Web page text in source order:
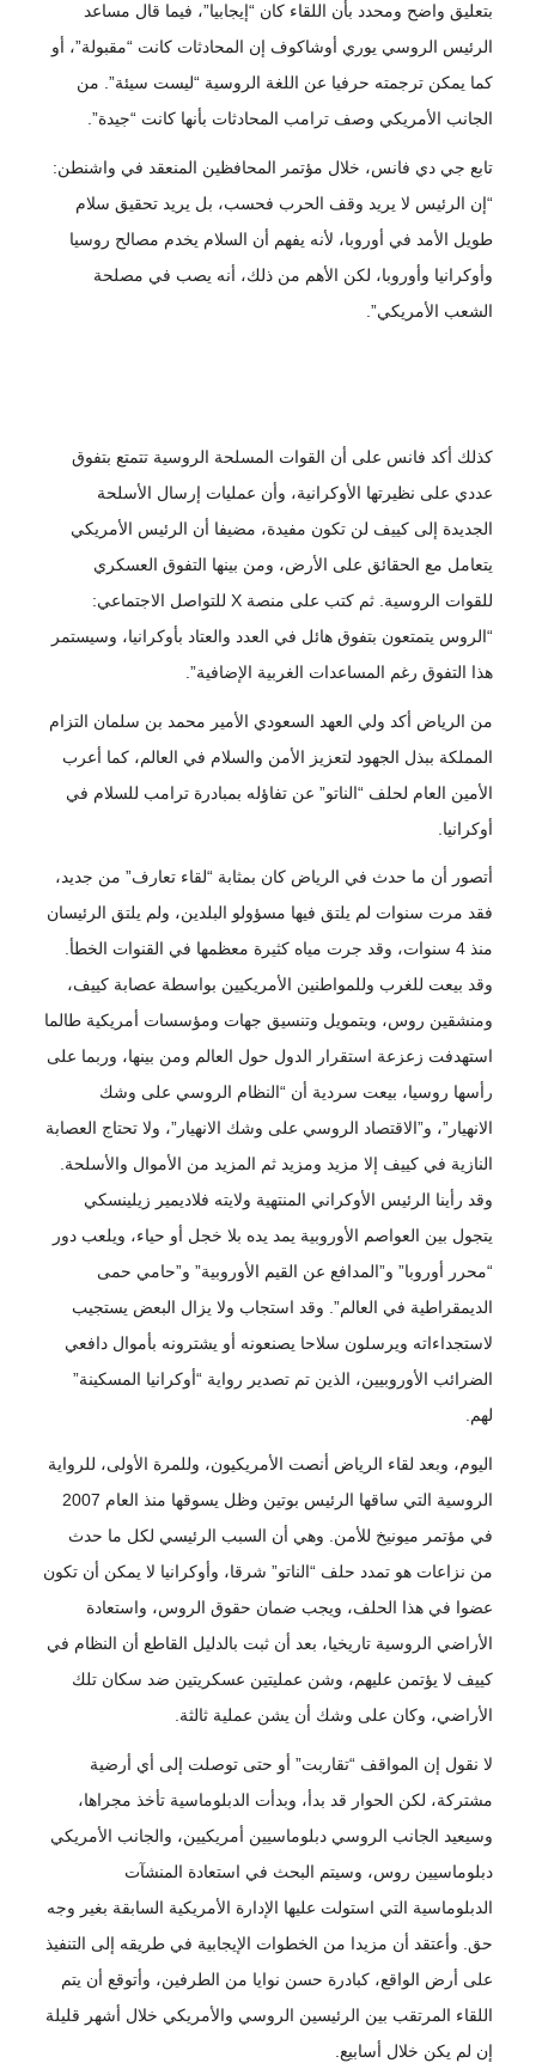
بتعليق واضح ومحدد بأن اللقاء كان “إيجابيا”، فيما قال مساعد
الرئيس الروسي يوري أوشاكوف إن المحادثات كانت “مقبولة”، أو
كما يمكن ترجمته حرفيا عن اللغة الروسية “ليست سيئة”. من
الجانب الأمريكي وصف ترامب المحادثات بأنها كانت “جيدة”.
تابع جي دي فانس، خلال مؤتمر المحافظين المنعقد في واشنطن:
“إن الرئيس لا يريد وقف الحرب فحسب، بل يريد تحقيق سلام
طويل الأمد في أوروبا، لأنه يفهم أن السلام يخدم مصالح روسيا
وأوكرانيا وأوروبا، لكن الأهم من ذلك، أنه يصب في مصلحة
الشعب الأمريكي”.
كذلك أكد فانس على أن القوات المسلحة الروسية تتمتع بتفوق
عددي على نظيرتها الأوكرانية، وأن عمليات إرسال الأسلحة
الجديدة إلى كييف لن تكون مفيدة، مضيفا أن الرئيس الأمريكي
يتعامل مع الحقائق على الأرض، ومن بينها التفوق العسكري
للقوات الروسية. ثم كتب على منصة X للتواصل الاجتماعي:
“الروس يتمتعون بتفوق هائل في العدد والعتاد بأوكرانيا، وسيستمر
هذا التفوق رغم المساعدات الغربية الإضافية”.
من الرياض أكد ولي العهد السعودي الأمير محمد بن سلمان التزام
المملكة ببذل الجهود لتعزيز الأمن والسلام في العالم، كما أعرب
الأمين العام لحلف “الناتو” عن تفاؤله بمبادرة ترامب للسلام في
أوكرانيا.
أتصور أن ما حدث في الرياض كان بمثابة “لقاء تعارف” من جديد،
فقد مرت سنوات لم يلتق فيها مسؤولو البلدين، ولم يلتق الرئيسان
منذ 4 سنوات، وقد جرت مياه كثيرة معظمها في القنوات الخطأ.
وقد بيعت للغرب وللمواطنين الأمريكيين بواسطة عصابة كييف،
ومنشقين روس، وبتمويل وتنسيق جهات ومؤسسات أمريكية طالما
استهدفت زعزعة استقرار الدول حول العالم ومن بينها، وربما على
رأسها روسيا، بيعت سردية أن “النظام الروسي على وشك
الانهيار”، و”الاقتصاد الروسي على وشك الانهيار”، ولا تحتاج العصابة
النازية في كييف إلا مزيد ومزيد ثم المزيد من الأموال والأسلحة.
وقد رأينا الرئيس الأوكراني المنتهية ولايته فلاديمير زيلينسكي
يتجول بين العواصم الأوروبية يمد يده بلا خجل أو حياء، ويلعب دور
“محرر أوروبا” و”المدافع عن القيم الأوروبية” و”حامي حمى
الديمقراطية في العالم”. وقد استجاب ولا يزال البعض يستجيب
لاستجداءاته ويرسلون سلاحا يصنعونه أو يشترونه بأموال دافعي
الضرائب الأوروبيين، الذين تم تصدير رواية “أوكرانيا المسكينة”
لهم.
اليوم، وبعد لقاء الرياض أنصت الأمريكيون، وللمرة الأولى، للرواية
الروسية التي ساقها الرئيس بوتين وظل يسوقها منذ العام 2007
في مؤتمر ميونيخ للأمن. وهي أن السبب الرئيسي لكل ما حدث
من نزاعات هو تمدد حلف “الناتو” شرقا، وأوكرانيا لا يمكن أن تكون
عضوا في هذا الحلف، ويجب ضمان حقوق الروس، واستعادة
الأراضي الروسية تاريخيا، بعد أن ثبت بالدليل القاطع أن النظام في
كييف لا يؤتمن عليهم، وشن عمليتين عسكريتين ضد سكان تلك
الأراضي، وكان على وشك أن يشن عملية ثالثة.
لا نقول إن المواقف “تقاربت” أو حتى توصلت إلى أي أرضية
مشتركة، لكن الحوار قد بدأ، وبدأت الدبلوماسية تأخذ مجراها،
وسيعيد الجانب الروسي دبلوماسيين أمريكيين، والجانب الأمريكي
دبلوماسيين روس، وسيتم البحث في استعادة المنشآت
الدبلوماسية التي استولت عليها الإدارة الأمريكية السابقة بغير وجه
حق. وأعتقد أن مزيدا من الخطوات الإيجابية في طريقه إلى التنفيذ
على أرض الواقع، كبادرة حسن نوايا من الطرفين، وأتوقع أن يتم
اللقاء المرتقب بين الرئيسين الروسي والأمريكي خلال أشهر قليلة
إن لم يكن خلال أسابيع.